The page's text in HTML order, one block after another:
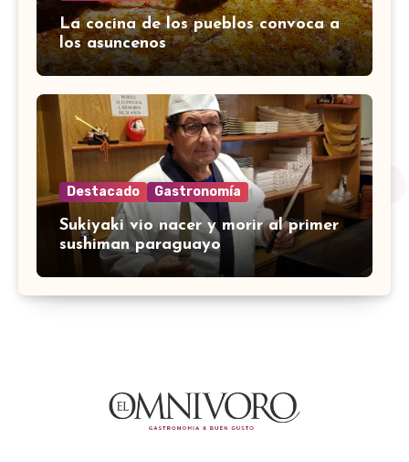
La cocina de los pueblos convoca a
los asuncenos
Destacado Gastronomía
Sukiyaki vio nacer y morir al primer
sushiman paraguayo